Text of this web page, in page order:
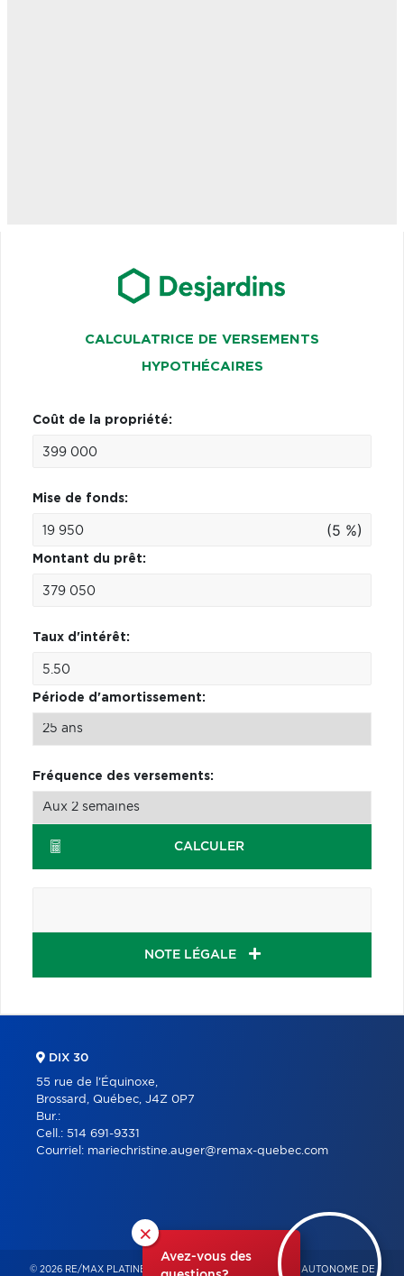
CALCULATRICE DE VERSEMENTS
HYPOTHÉCAIRES
Coût de la propriété:
Mise de fonds:
(5 %)
Montant du prêt:
Taux d'intérêt:
Période d'amortissement:
Fréquence des versements:
CALCULER
NOTE LÉGALE
×
Avez-vous des
DIX 30
55 rue de l'Équinoxe,
Brossard, Québec, J4Z 0P7
Bur.:
Cell.: 514 691-9331
Courriel: mariechristine.auger@remax-quebec.com
© 2026 RE/MAX PLATINE – FRANCHISÉ INDÉPENDANT ET AUTONOME DE